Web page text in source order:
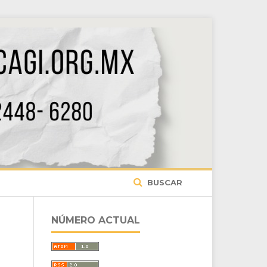
BUSCAR
NÚMERO ACTUAL